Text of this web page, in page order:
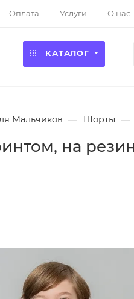
Оплата Услуги О нас
КАТАЛОГ
Мальчиков — Шорты —
на